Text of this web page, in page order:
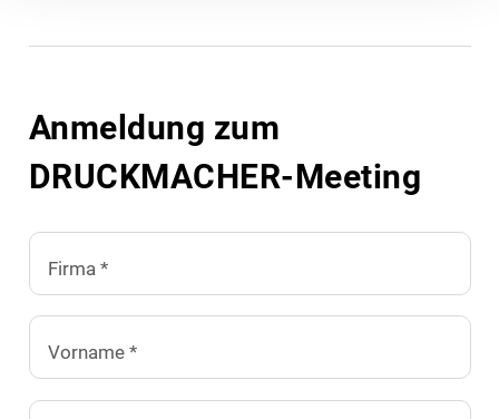
Anmeldung zum
DRUCKMACHER-Meeting
Firma *
Vorname *